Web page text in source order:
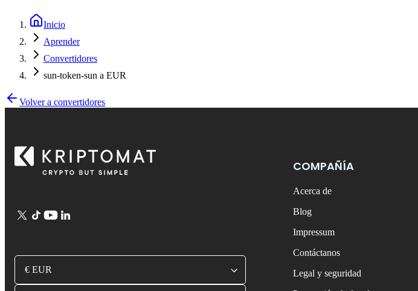
Inicio
Aprender
Convertidores
sun-token-sun a EUR
Volver a convertidores
€ EUR
COMPAÑÍA
Acerca de
Blog
Impressum
Contáctanos
Legal y seguridad